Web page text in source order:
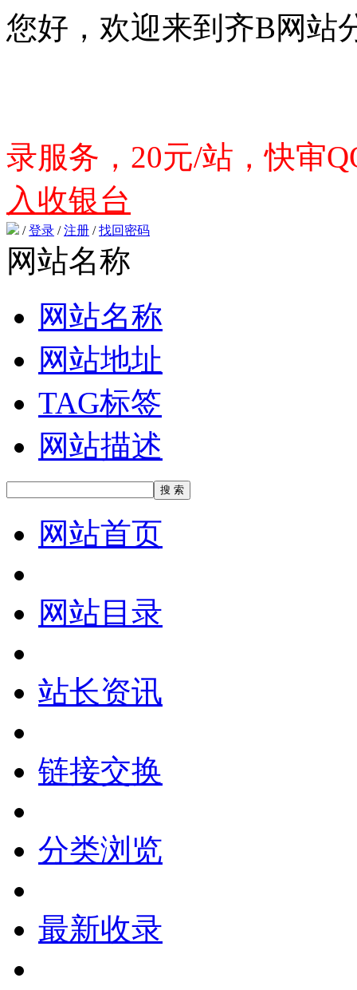
您好，欢迎来到齐B网站
录服务，20元/站，快审
入收银台
/登录 /注册 /找回密码
网站名称
网站名称
网站地址
TAG标签
网站描述
网站首页
网站目录
站长资讯
链接交换
分类浏览
最新收录